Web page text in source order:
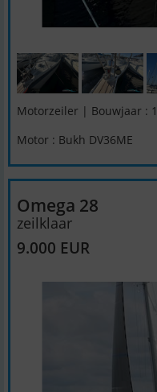
Motorzeiler | Bouwjaar :
Motor : Bukh DV36ME
Omega 28
zeilklaar
9.000 EUR